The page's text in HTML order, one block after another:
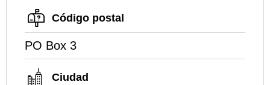
Código postal
PO Box 3
Ciudad